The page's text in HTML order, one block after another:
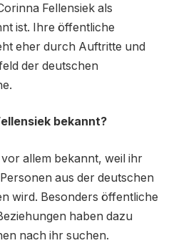
Fellensiek als
ist. Ihre öffentliche
eher durch Auftritte und
der deutschen
bekannt?
allem bekannt, weil ihr
aus der deutschen
wird. Besonders öffentliche
haben dazu
nach ihr suchen.